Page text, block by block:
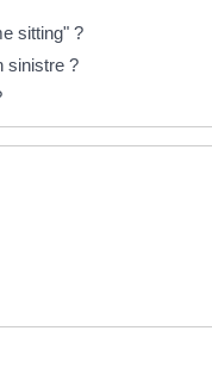
sitting" ?
sinistre ?